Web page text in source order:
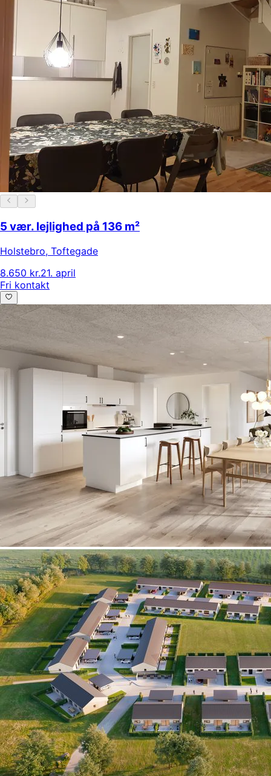
5 vær. lejlighed på 136 m²
Holstebro, Toftegade
8.650 kr.21. april
Fri kontakt